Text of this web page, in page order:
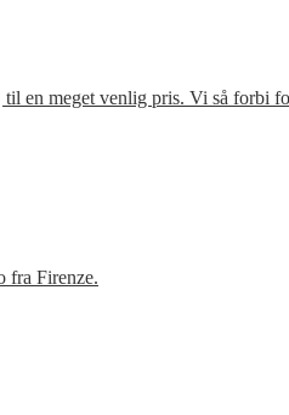
meget venlig pris. Vi så forbi
fra Firenze.